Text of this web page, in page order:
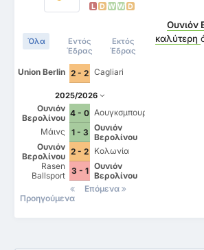
L D W W D
Όλα
Εντός
Έδρας
Εκτός
Έδρας
Union Berlin 2 - 2 Cagliari
2025/2026
Ουνιόν
Βερολίνου 4 - 0 Αουγκσμπουργκ
Μάινς
1 - 3
Ουνιόν
Βερολίνου
Ουνιόν
Βερολίνου 2 - 2 Κολωνία
Rasen
Ballsport
3 - 1 Ουνιόν
Βερολίνου
Προηγούμενα
Επόμενα
Ουνιόν
καλύτερη